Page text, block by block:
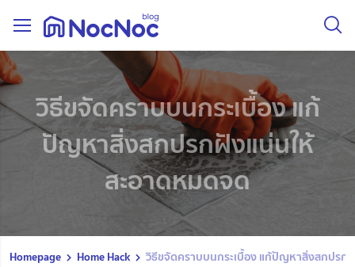
วิธีขจัดคราบบนกระเบื้อง แก้
ปัญหาสิ่งสกปรกฝังแน่นให้
สะอาดหมดจด
Homepage Home Hack วิธีขจัดคราบบนกระเบื้อง แก้ปัญหาสิ่งสกปรก